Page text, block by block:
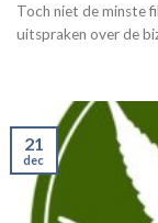
Toch niet de minste
uitspraken over de
21
dec